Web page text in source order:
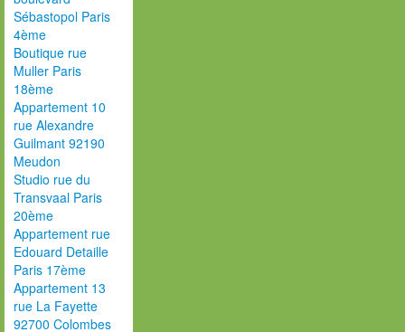
Sébastopol Paris
4ème
Boutique rue
Muller Paris
18ème
Appartement 10
rue Alexandre
Guilmant 92190
Meudon
Studio rue du
Transvaal Paris
20ème
Appartement rue
Edouard Detaille
Paris 17ème
Appartement 13
rue La Fayette
92700 Colombes